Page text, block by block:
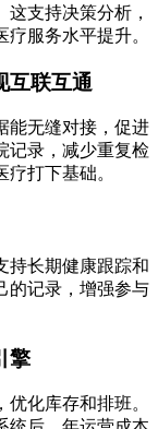
支持决策分析，
服务水平提升。
互联互通
能无缝对接，促进
记录，减少重复检
打下基础。
持长期健康跟踪和
的记录，增强参与
擎
化库存和排班。